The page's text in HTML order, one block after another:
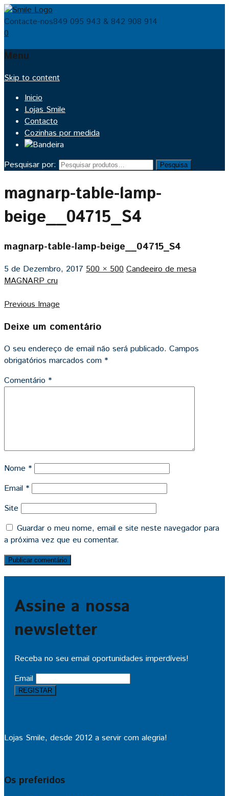
Contacte-nos849 095 943 & 842 908 914
0
Menu
Skip to content
Inicio
Lojas Smile
Contacto
Cozinhas por medida
Pesquisar por: Pesquisa
magnarp-table-lamp-
beige__04715_S4
magnarp-table-lamp-beige__04715_S4
5 de Dezembro, 2017 500 × 500 Candeeiro de mesa
MAGNARP cru
Previous Image
Deixe um comentário
O seu endereço de email não será publicado. Campos
obrigatórios marcados com *
Comentário *
Nome *
Email *
Site
Guardar o meu nome, email e site neste navegador para
a próxima vez que eu comentar.
Assine a nossa
newsletter
Receba no seu email oportunidades imperdíveis!
Email
Lojas Smile, desde 2012 a servir com alegria!
Os preferidos